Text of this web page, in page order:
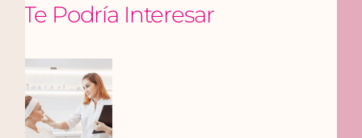
Te Podría Interesar